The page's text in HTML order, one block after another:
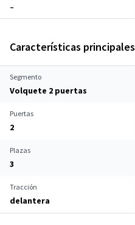
–
Características principales
Segmento
Volquete 2 puertas
Puertas
2
Plazas
3
Tracción
delantera